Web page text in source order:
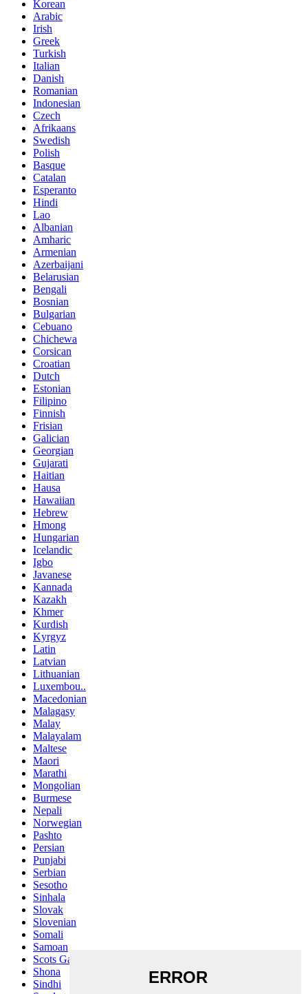
Korean
Arabic
Irish
Greek
Turkish
Italian
Danish
Romanian
Indonesian
Czech
Afrikaans
Swedish
Polish
Basque
Catalan
Esperanto
Hindi
Lao
Albanian
Amharic
Armenian
Azerbaijani
Belarusian
Bengali
Bosnian
Bulgarian
Cebuano
Chichewa
Corsican
Croatian
Dutch
Estonian
Filipino
Finnish
Frisian
Galician
Georgian
Gujarati
Haitian
Hausa
Hawaiian
Hebrew
Hmong
Hungarian
Icelandic
Igbo
Javanese
Kannada
Kazakh
Khmer
Kurdish
Kyrgyz
Latin
Latvian
Lithuanian
Luxembou..
Macedonian
Malagasy
Malay
Malayalam
Maltese
Maori
Marathi
Mongolian
Burmese
Nepali
Norwegian
Pashto
Persian
Punjabi
Serbian
Sesotho
Sinhala
Slovak
Slovenian
Somali
Samoan
Scots Gaelic
Shona
Sindhi